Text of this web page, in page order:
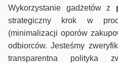
Wykorzystanie gadżetów z
strategiczny krok w
(minimalizacji oporów
odbiorców. Jesteśmy
transparentna polityka